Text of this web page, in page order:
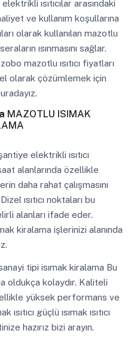
ısıtıcılar arasındaki
ve kullanım koşullarına
olarak kullanılan mazotlu
ısınmasını sağlar.
mazotlu ısıtıcı fiyatları
olarak çözümlemek için
MAZOTLU ISIMAK
elektrikli ısıtıcı
alanlarında özellikle
daha rahat çalışmasını
ısıtıcı noktaları bu
alanları ifade eder.
kiralama işlerinizi alanında
tipi isımak kiralama Bu
da oldukça kolaydır. Kaliteli
yüksek performans ve
ısıtıcı güçlü ısımak ısıtıcı
hazırız bizi arayın.